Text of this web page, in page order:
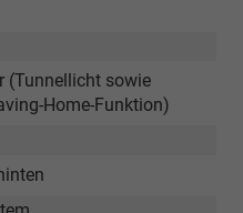
(Tunnellicht sowie
Home-Funktion)